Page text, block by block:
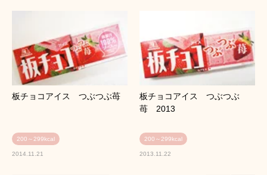
板チョコアイス つぶつぶ苺
200～299kcal
2014.11.21
板チョコアイス つぶつぶ
苺 2013
200～299kcal
2013.11.22